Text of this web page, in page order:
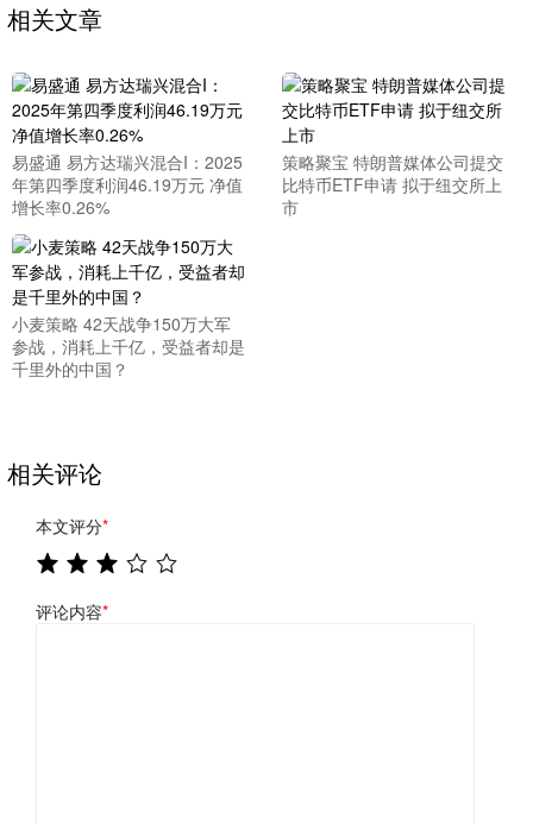
相关文章
易盛通 易方达瑞兴混合I：2025
年第四季度利润46.19万元 净值
增长率0.26%
策略聚宝 特朗普媒体公司提交
比特币ETF申请 拟于纽交所上
市
小麦策略 42天战争150万大军
参战，消耗上千亿，受益者却是
千里外的中国？
相关评论
本文评分*
评论内容*